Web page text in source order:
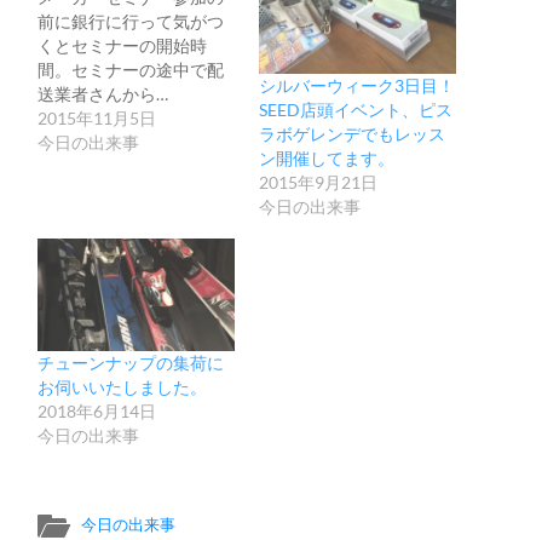
前に銀行に行って気がつ
くとセミナーの開始時
間。セミナーの途中で配
送業者さんから…
2015年11月5日
今日の出来事
シルバーウィーク3日目！
SEED店頭イベント、ピス
ラボゲレンデでもレッス
ン開催してます。
2015年9月21日
今日の出来事
チューンナップの集荷に
お伺いいたしました。
2018年6月14日
今日の出来事
今日の出来事